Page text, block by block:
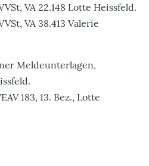
VA 22.148 Lotte Heissfeld.
VA 38.413 Valerie
Meldeunterlagen,
183, 13. Bez., Lotte